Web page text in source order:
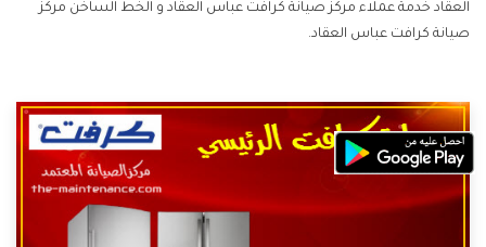
العقاد خدمة عملاء مركز صيانة كرافت عباس العقاد و الخط الساخن مركز
صيانة كرافت عباس العقاد.